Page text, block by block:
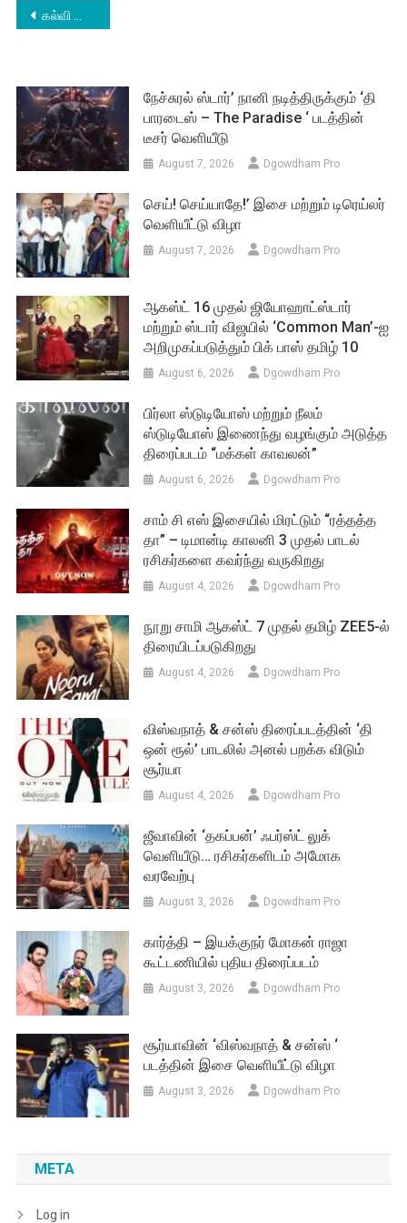
Post
கல்வி ஊக்கத் தொகை வழங்கும் விழாவில் வரலட்சுமி, இயக்குநர் பேரரசு.
நேச்சுரல் ஸ்டார்’ நானி நடித்திருக்கும் ‘தி
பாரடைஸ் – The Paradise ‘ படத்தின்
டீசர் வெளியீடு
August 7, 2026 Dgowdham Pro
செய்! செய்யாதே!’ இசை மற்றும் டிரெய்லர்
வெளியீட்டு விழா
August 7, 2026 Dgowdham Pro
ஆகஸ்ட் 16 முதல் ஜியோஹாட்ஸ்டார்
மற்றும் ஸ்டார் விஜயில் ‘Common Man’-ஐ
அறிமுகப்படுத்தும் பிக் பாஸ் தமிழ் 10
August 6, 2026 Dgowdham Pro
பிர்லா ஸ்டுடியோஸ் மற்றும் நீலம்
ஸ்டுடியோஸ் இணைந்து வழங்கும் அடுத்த
திரைப்படம் “மக்கள் காவலன்”
August 6, 2026 Dgowdham Pro
சாம் சி எஸ் இசையில் மிரட்டும் “ரத்தத்த
தா” – டிமான்டி காலனி 3 முதல் பாடல்
ரசிகர்களை கவர்ந்து வருகிறது
August 4, 2026 Dgowdham Pro
நூறு சாமி ஆகஸ்ட் 7 முதல் தமிழ் ZEE5-ல்
திரையிடப்படுகிறது
August 4, 2026 Dgowdham Pro
விஸ்வநாத் & சன்ஸ் திரைப்படத்தின் ‘தி
ஒன் ரூல்’ பாடலில் அனல் பறக்க விடும்
சூர்யா
August 4, 2026 Dgowdham Pro
ஜீவாவின் ‘தகப்பன்’ ஃபர்ஸ்ட் லுக்
வெளியீடு… ரசிகர்களிடம் அமோக
வரவேற்பு
August 3, 2026 Dgowdham Pro
கார்த்தி – இயக்குநர் மோகன் ராஜா
கூட்டணியில் புதிய திரைப்படம்
August 3, 2026 Dgowdham Pro
சூர்யாவின் ‘விஸ்வநாத் & சன்ஸ் ‘
படத்தின் இசை வெளியீட்டு விழா
August 3, 2026 Dgowdham Pro
META
Log in